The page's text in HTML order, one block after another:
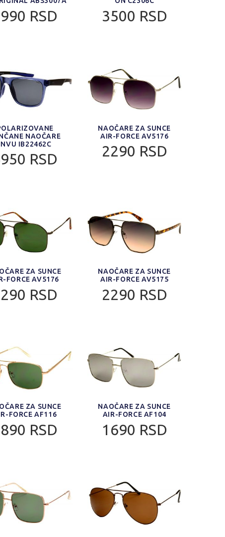
RSD 3500 RSD
NAOČARE
IB22462C
RSD
NAOČARE ZA SUNCE
AIR-FORCE AV5176
2290 RSD
ZA SUNCE
FORCE AV5176
RSD
NAOČARE ZA SUNCE
AIR-FORCE AV5175
2290 RSD
ZA SUNCE
FORCE AF116
RSD
NAOČARE ZA SUNCE
AIR-FORCE AF104
1690 RSD